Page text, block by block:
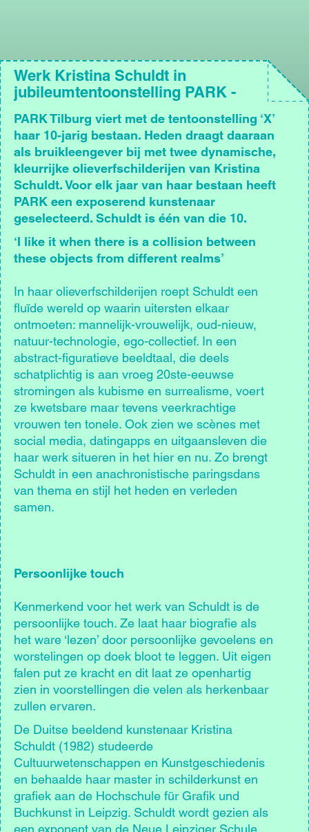
Werk Kristina Schuldt in
jubileumtentoonstelling PARK -
PARK Tilburg viert met de tentoonstelling ‘X’
haar 10-jarig bestaan. Heden draagt daaraan
als bruikleengever bij met twee dynamische,
kleurrijke olieverfschilderijen van Kristina
Schuldt. Voor elk jaar van haar bestaan heeft
PARK een exposerend kunstenaar
geselecteerd. Schuldt is één van die 10.
‘I like it when there is a collision between
these objects from different realms’
In haar olieverfschilderijen roept Schuldt een
fluïde wereld op waarin uitersten elkaar
ontmoeten: mannelijk-vrouwelijk, oud-nieuw,
natuur-technologie, ego-collectief. In een
abstract-figuratieve beeldtaal, die deels
schatplichtig is aan vroeg 20ste-eeuwse
stromingen als kubisme en surrealisme, voert
ze kwetsbare maar tevens veerkrachtige
vrouwen ten tonele. Ook zien we scènes met
social media, datingapps en uitgaansleven die
haar werk situeren in het hier en nu. Zo brengt
Schuldt in een anachronistische paringsdans
van thema en stijl het heden en verleden
samen.
Persoonlijke touch
Kenmerkend voor het werk van Schuldt is de
persoonlijke touch. Ze laat haar biografie als
het ware ‘lezen’ door persoonlijke gevoelens en
worstelingen op doek bloot te leggen. Uit eigen
falen put ze kracht en dit laat ze openhartig
zien in voorstellingen die velen als herkenbaar
zullen ervaren.
De Duitse beeldend kunstenaar Kristina
Schuldt (1982) studeerde
Cultuurwetenschappen en Kunstgeschiedenis
en behaalde haar master in schilderkunst en
grafiek aan de Hochschule für Grafik und
Buchkunst in Leipzig. Schuldt wordt gezien als
een exponent van de Neue Leipziger Schule.